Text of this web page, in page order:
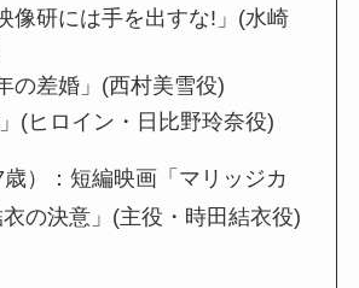
像研には手を出すな!」(水崎
の差婚」(西村美雪役)
(ヒロイン・日比野玲奈役)
歳）：短編映画「マリッジカ
の決意」(主役・時田結衣役)